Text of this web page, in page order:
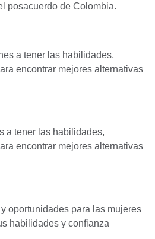
posacuerdo de Colombia.
a tener las habilidades,
encontrar mejores alternativas